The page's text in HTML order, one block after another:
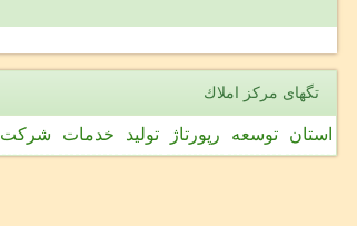
تگهای مركز املاك
استان توسعه رپورتاژ تولید خدمات شركت